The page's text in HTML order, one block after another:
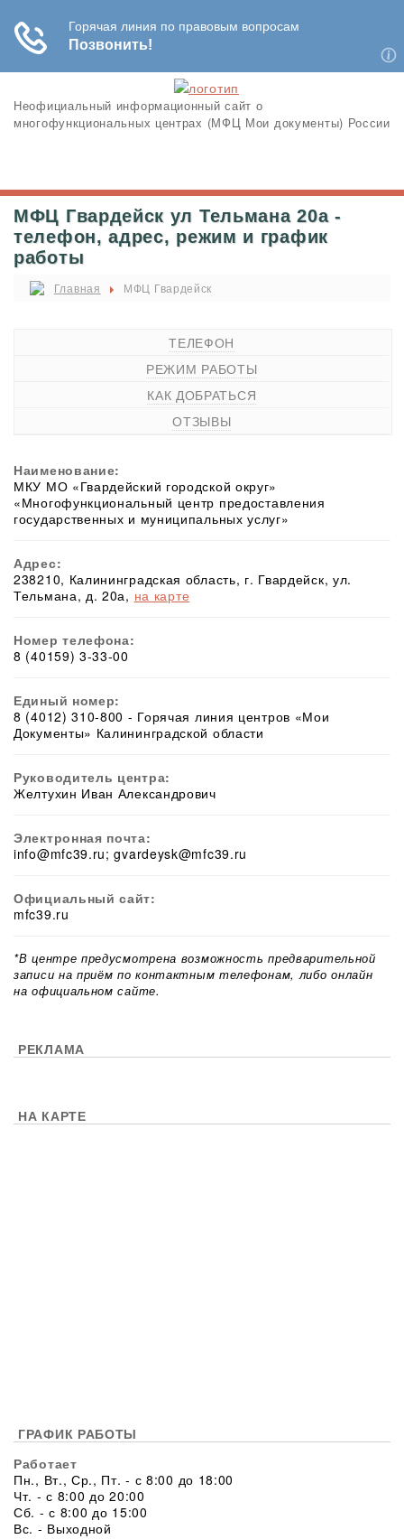
Неофициальный информационный сайт о
многофункциональных центрах (МФЦ Мои документы) России
МФЦ Гвардейск ул Тельмана 20а -
телефон, адрес, режим и график
работы
Главная МФЦ Гвардейск
ТЕЛЕФОН
РЕЖИМ РАБОТЫ
КАК ДОБРАТЬСЯ
ОТЗЫВЫ
Наименование:
МКУ МО «Гвардейский городской округ»
«Многофункциональный центр предоставления
государственных и муниципальных услуг»
Адрес:
238210, Калининградская область, г. Гвардейск, ул.
Тельмана, д. 20а, на карте
Номер телефона:
8 (40159) 3-33-00
Единый номер:
8 (4012) 310-800 - Горячая линия центров «Мои
Документы» Калининградской области
Руководитель центра:
Желтухин Иван Александрович
Электронная почта:
info@mfc39.ru; gvardeysk@mfc39.ru
Официальный сайт:
mfc39.ru
*В центре предусмотрена возможность предварительной
записи на приём по контактным телефонам, либо онлайн
на официальном сайте.
РЕКЛАМА
НА КАРТЕ
ГРАФИК РАБОТЫ
Работает
Пн., Вт., Ср., Пт. - с 8:00 до 18:00
Чт. - с 8:00 до 20:00
Сб. - с 8:00 до 15:00
Вс. - Выходной